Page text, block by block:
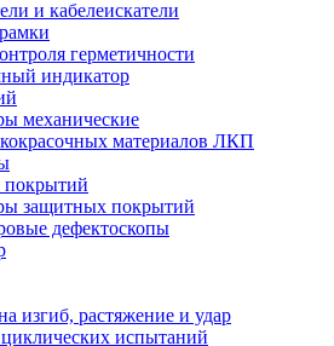
и кабелеискатели
герметичности
индикатор
механические
материалов ЛКП
покрытий
защитных покрытий
дефектоскопы
изгиб, растяжение и удар
испытаний